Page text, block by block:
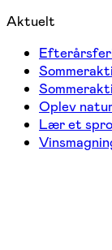
Aktuelt
Oplev
Lær et